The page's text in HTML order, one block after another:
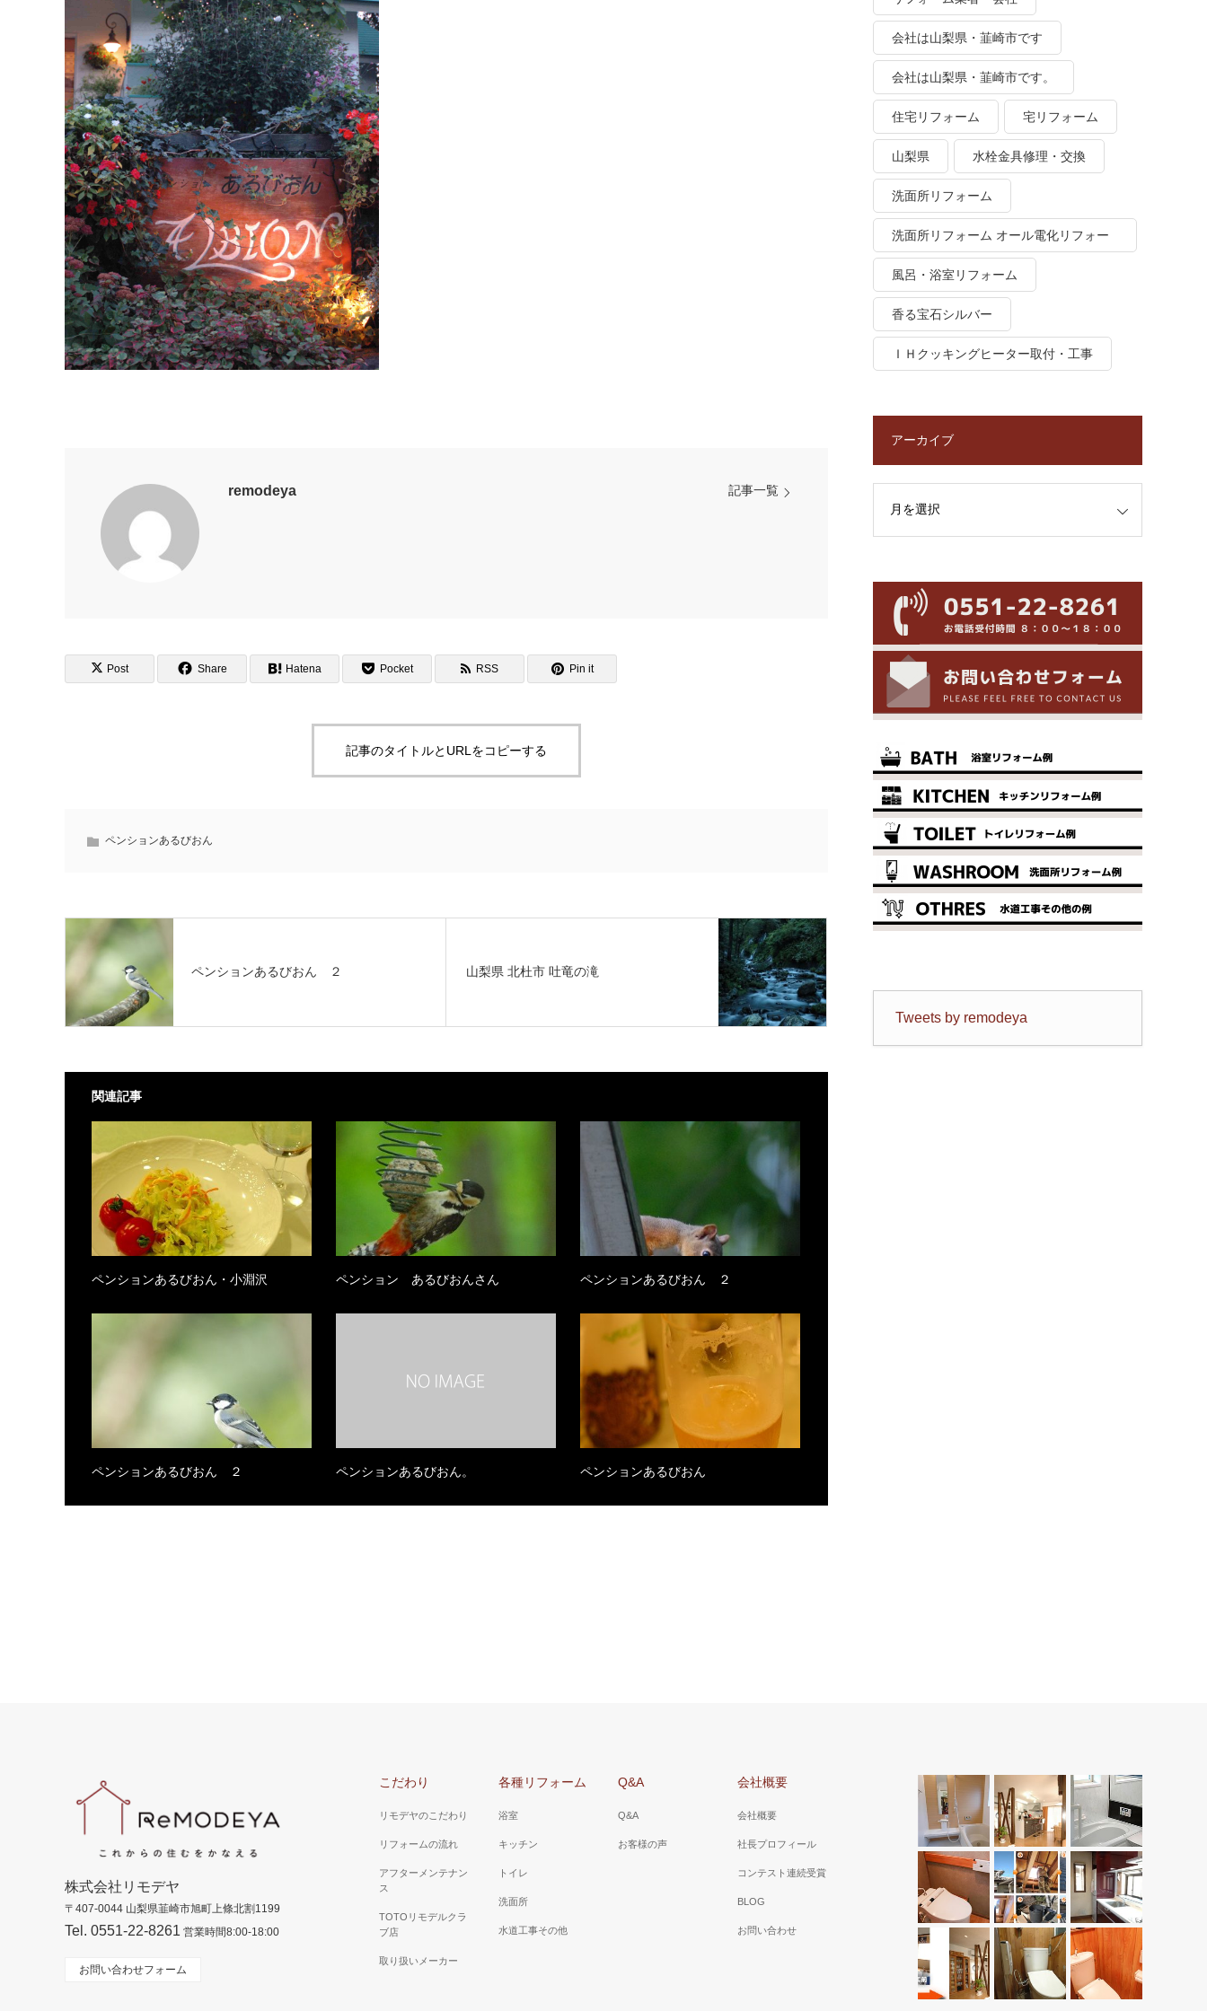
remodeya 記事一覧
Post Share Hatena Pocket RSS Pin it
記事のタイトルとURLをコピーする
ペンションあるびおん
ペンションあるびおん ２ 山梨県 北杜市 吐竜の滝
関連記事
ペンションあるびおん・小淵沢 ペンション あるびおんさん ペンションあるびおん ２
ペンションあるびおん ２ ペンションあるびおん。 ペンションあるびおん
会社は山梨県・韮崎市です
会社は山梨県・韮崎市です。
住宅リフォーム 宅リフォーム
山梨県 水栓金具修理・交換
洗面所リフォーム
洗面所リフォーム オール電化リフォー
ム
風呂・浴室リフォーム
香る宝石シルバー
ＩＨクッキングヒーター取付・工事
アーカイブ
Tweets by remodeya
こだわり
リモデヤのこだわり
リフォームの流れ
アフターメンテナン
ス
TOTOリモデルクラ
ブ店
取り扱いメーカー
各種リフォーム
浴室
キッチン
トイレ
洗面所
水道工事その他
Q&A
Q&A
お客様の声
会社概要
会社概要
社長プロフィール
コンテスト連続受賞
BLOG
お問い合わせ
株式会社リモデヤ
〒407-0044 山梨県韮崎市旭町上條北割1199
Tel. 0551-22-8261 営業時間8:00-18:00
お問い合わせフォーム